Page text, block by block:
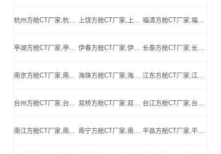
杭州方舱CT厂家,杭州方舱式CT,杭州CT方舱,杭州方舱CT,杭州医用CT方舱,杭州移动方舱CT-杭州医用CT方舱公司 上饶方舱CT厂家,上饶方舱式CT,上饶CT方舱,上饶方舱CT,上饶医用CT方舱,上饶移动方舱CT-上饶医用CT方舱公司 福清方舱CT厂家,福清方舱式CT,福清CT方舱,福清方舱CT,福清医用CT方舱,福清移动方舱CT-福清医用CT方舱公司
亭湖方舱CT厂家,亭湖方舱式CT,亭湖CT方舱,亭湖方舱CT,亭湖医用CT方舱,亭湖移动方舱CT-亭湖医用CT方舱公司 伊春方舱CT厂家,伊春方舱式CT,伊春CT方舱,伊春方舱CT,伊春医用CT方舱,伊春移动方舱CT-伊春医用CT方舱公司 长泰方舱CT厂家,长泰方舱式CT,长泰CT方舱,长泰方舱CT,长泰医用CT方舱,长泰移动方舱CT-长泰医用CT方舱公司
南京方舱CT厂家,南京方舱式CT,南京CT方舱,南京方舱CT,南京医用CT方舱,南京移动方舱CT-南京医用CT方舱公司 海珠方舱CT厂家,海珠方舱式CT,海珠CT方舱,海珠方舱CT,海珠医用CT方舱,海珠移动方舱CT-海珠医用CT方舱公司 江东方舱CT厂家,江东方舱式CT,江东CT方舱,江东方舱CT,江东医用CT方舱,江东移动方舱CT-江东医用CT方舱公司
台州方舱CT厂家,台州方舱式CT,台州CT方舱,台州方舱CT,台州医用CT方舱,台州移动方舱CT-台州医用CT方舱公司 双桥方舱CT厂家,双桥方舱式CT,双桥CT方舱,双桥方舱CT,双桥医用CT方舱,双桥移动方舱CT-双桥医用CT方舱公司 台江方舱CT厂家,台江方舱式CT,台江CT方舱,台江方舱CT,台江医用CT方舱,台江移动方舱CT-台江医用CT方舱公司
南江方舱CT厂家,南江方舱式CT,南江CT方舱,南江方舱CT,南江医用CT方舱,南江移动方舱CT-南江医用CT方舱公司 南宁方舱CT厂家,南宁方舱式CT,南宁CT方舱,南宁方舱CT,南宁医用CT方舱,南宁移动方舱CT-南宁医用CT方舱公司 平昌方舱CT厂家,平昌方舱式CT,平昌CT方舱,平昌方舱CT,平昌医用CT方舱,平昌移动方舱CT-平昌医用CT方舱公司